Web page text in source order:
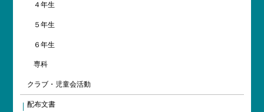
４年生
５年生
６年生
専科
クラブ・児童会活動
配布文書